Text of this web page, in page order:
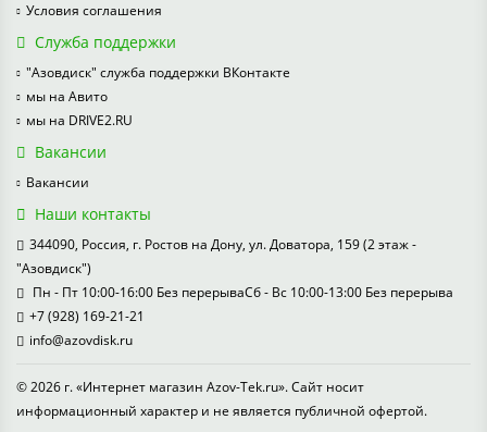
Условия соглашения
Служба поддержки
"Азовдиск" служба поддержки ВКонтакте
мы на Авито
мы на DRIVE2.RU
Вакансии
Вакансии
Наши контакты
344090, Россия, г. Ростов на Дону, ул. Доватора, 159 (2 этаж -
"Азовдиск")
Пн - Пт 10:00-16:00 Без перерываСб - Вс 10:00-13:00 Без перерыва
+7 (928) 169-21-21
info@azovdisk.ru
© 2026 г. «Интернет магазин Azov-Tek.ru». Сайт носит
информационный характер и не является публичной офертой.